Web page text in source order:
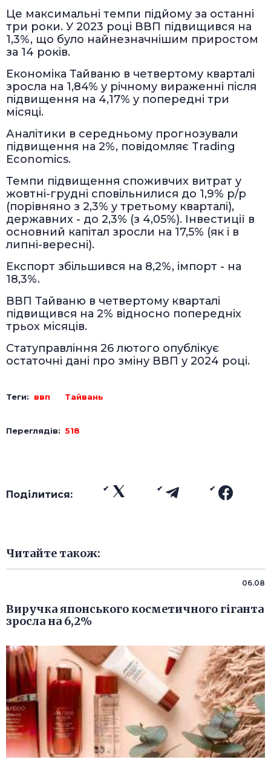
Це максимальні темпи підйому за останні
три роки. У 2023 році ВВП підвищився на
1,3%, що було найнезначнішим приростом
за 14 років.
Економіка Тайваню в четвертому кварталі
зросла на 1,84% у річному вираженні після
підвищення на 4,17% у попередні три
місяці.
Аналітики в середньому прогнозували
підвищення на 2%, повідомляє Trading
Economics.
Темпи підвищення споживчих витрат у
жовтні-грудні сповільнилися до 1,9% р/р
(порівняно з 2,3% у третьому кварталі),
державних - до 2,3% (з 4,05%). Інвестиції в
основний капітал зросли на 17,5% (як і в
липні-вересні).
Експорт збільшився на 8,2%, імпорт - на
18,3%.
ВВП Тайваню в четвертому кварталі
підвищився на 2% відносно попередніх
трьох місяців.
Статуправління 26 лютого опублікує
остаточні дані про зміну ВВП у 2024 році.
Теги: ввп Тайвань
Переглядів: 518
Поділитися:
Читайте також:
06.08
Виручка японського косметичного гіганта
зросла на 6,2%